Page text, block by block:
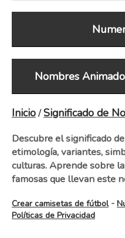
Nombres
Inicio/Significado de
Descubre el significado
etimología, variantes,
culturas. Aprende sobre
famosas que llevan este
Crear camisetas de fútbol-
Políticas de Privacidad